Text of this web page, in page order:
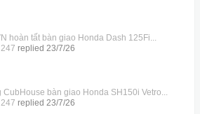
hoàn tất bàn giao Honda Dash 125Fi...
replied 23/7/26
bàn giao Honda SH150i Vetro...
replied 23/7/26